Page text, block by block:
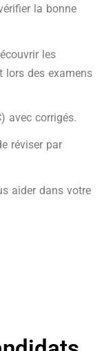
la bonne
les
lors des examens
avec corrigés.
réviser par
aider dans votre